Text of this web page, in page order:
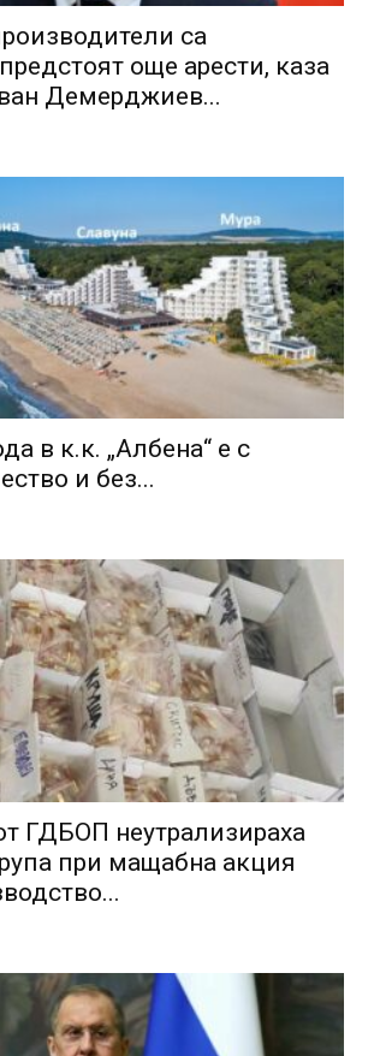
са
още арести, каза
Демерджиев...
в к.к. „Албена“ е с
и без...
ГДБОП неутрализираха
при мащабна акция